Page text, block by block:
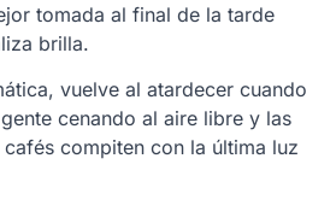
tomada al final de la tarde
brilla.
vuelve al atardecer cuando
cenando al aire libre y las
compiten con la última luz